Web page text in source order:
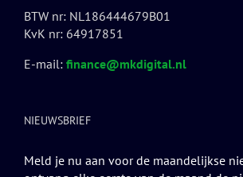
BTW nr: NL186444679B01
KvK nr: 64917851
E-mail: finance@mkdigital.nl
NIEUWSBRIEF
Meld je nu aan voor de maandelijkse